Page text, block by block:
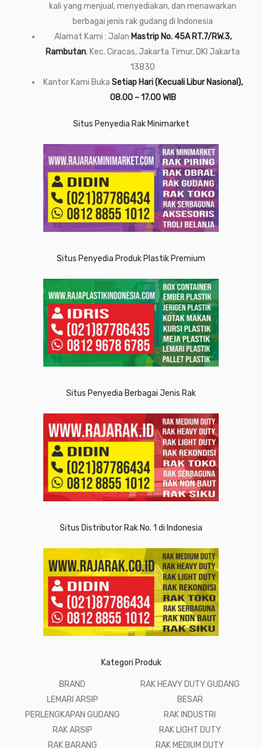
kali yang menjual, menyediakan, dan menawarkan
berbagai jenis rak gudang di Indonesia
Alamat Kami : Jalan Mastrip No. 45A RT.7/RW.3,
Rambutan, Kec. Ciracas, Jakarta Timur, DKI Jakarta
13830
Kantor Kami Buka Setiap Hari (Kecuali Libur Nasional),
08.00 – 17.00 WIB
Situs Penyedia Rak Minimarket
Situs Penyedia Produk Plastik Premium
Situs Penyedia Berbagai Jenis Rak
Situs Distributor Rak No. 1 di Indonesia
Kategori Produk
BRAND
LEMARI ARSIP
PERLENGKAPAN GUDANG
RAK ARSIP
RAK BARANG
RAK HEAVY DUTY GUDANG
BESAR
RAK INDUSTRI
RAK LIGHT DUTY
RAK MEDIUM DUTY